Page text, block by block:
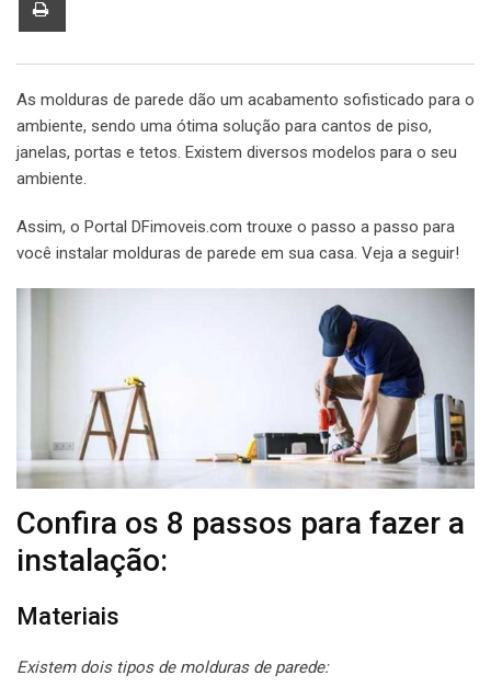
As molduras de parede dão um acabamento sofisticado para o
ambiente, sendo uma ótima solução para cantos de piso,
janelas, portas e tetos. Existem diversos modelos para o seu
ambiente.
Assim, o Portal DFimoveis.com trouxe o passo a passo para
você instalar molduras de parede em sua casa. Veja a seguir!
Confira os 8 passos para fazer a
instalação:
Materiais
Existem dois tipos de molduras de parede: